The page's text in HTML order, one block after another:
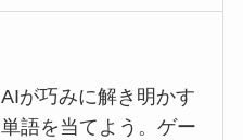
AIが巧みに解き明かす
単語を当てよう。ゲー